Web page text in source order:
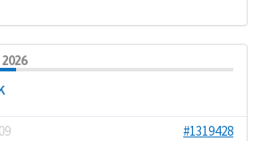
#1319428